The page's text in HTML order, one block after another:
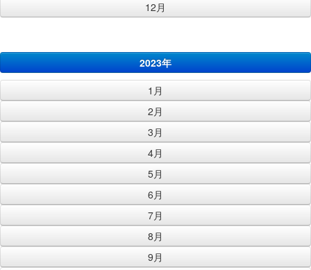
12月
2023年
1月
2月
3月
4月
5月
6月
7月
8月
9月